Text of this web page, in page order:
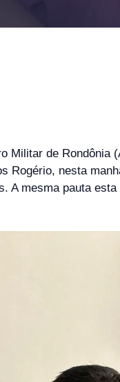
de Rondônia
nesta
mesma pauta